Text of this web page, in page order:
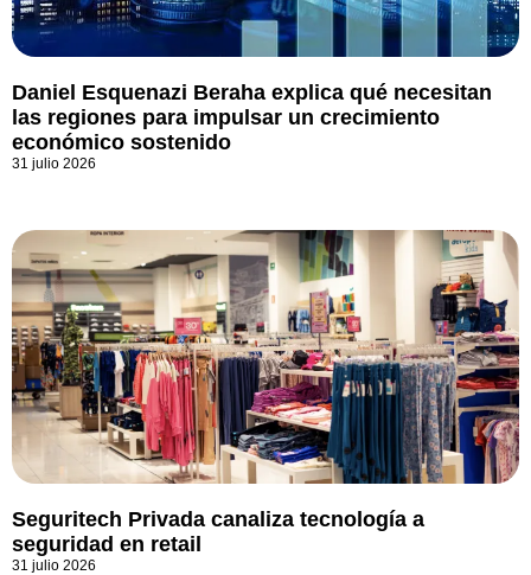
Daniel Esquenazi Beraha explica qué necesitan
las regiones para impulsar un crecimiento
económico sostenido
31 julio 2026
Seguritech Privada canaliza tecnología a
seguridad en retail
31 julio 2026